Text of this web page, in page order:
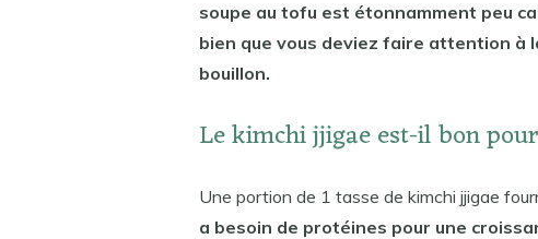
soupe au tofu est étonnamment peu
bien que vous deviez faire attention à
bouillon.
Le kimchi jjigae est-il bon
Une portion de 1 tasse de kimchi jjigae
a besoin de protéines pour une